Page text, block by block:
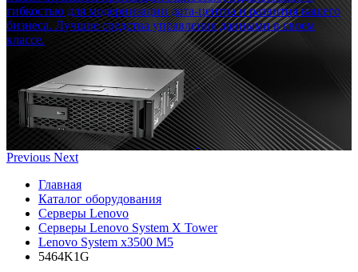
гибкостью для модернизации дата-центра и развития вашего
бизнеса. Лучшие средства управления данными в своем
классе.
Previous Next
Главная
Каталог оборудования
Серверы Lenovo
Серверы Lenovo System X Tower
Lenovo System x3500 M5
5464K1G